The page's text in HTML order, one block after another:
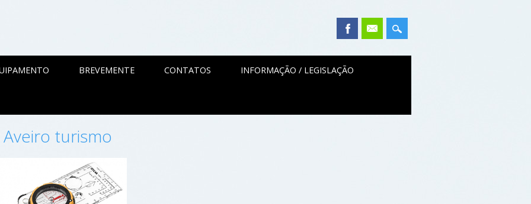
BREVEMENTE CONTATOS INFORMAÇÃO / LEGISLAÇÃO
Aveiro turismo